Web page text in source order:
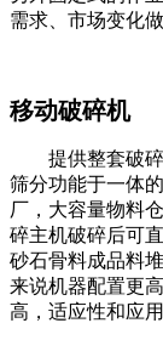
需求、市场变化
移动破碎机
提供整套破碎
筛分功能于一体
厂，大容量物料
碎主机破碎后可
砂石骨料成品料
来说机器配置更
高，适应性和应